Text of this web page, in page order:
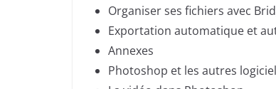
Organiser ses fichiers avec
Exportation automatique et
Annexes
Photoshop et les autres